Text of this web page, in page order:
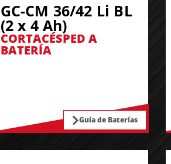
GC-CM 36/42 Li BL
(2 x 4 Ah)
CORTACÉSPED A
BATERÍA
Guía de Baterías